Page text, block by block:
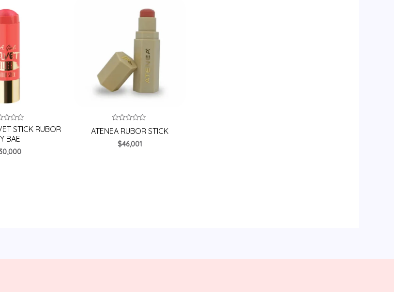
STICK RUBOR
BAE
Valorado
en
ATENEA RUBOR STICK
$46,001